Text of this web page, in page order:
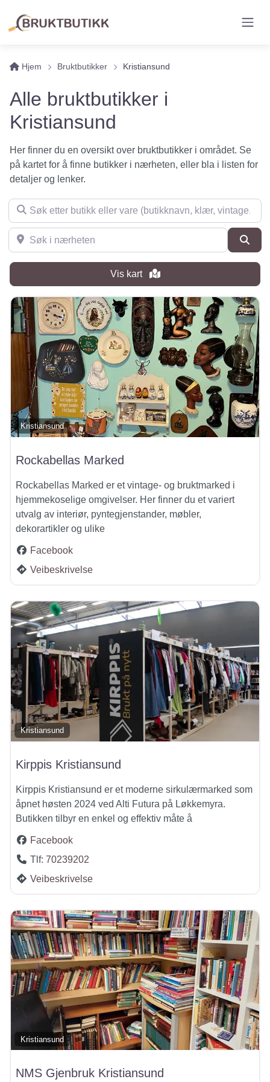
Hjem Bruktbutikker Kristiansund
Alle bruktbutikker i
Kristiansund
Her finner du en oversikt over bruktbutikker i området. Se
på kartet for å finne butikker i nærheten, eller bla i listen for
detaljer og lenker.
Søk etter butikk eller vare (butikknavn, klær, vintage, møbler
Søk i nærheten
Vis kart
Kristiansund
Rockabellas Marked
Rockabellas Marked er et vintage- og bruktmarked i
hjemmekoselige omgivelser. Her finner du et variert
utvalg av interiør, pyntegjenstander, møbler,
dekorartikler og ulike
Facebook
Veibeskrivelse
Kristiansund
Kirppis Kristiansund
​Kirppis Kristiansund er et moderne sirkulærmarked som
åpnet høsten 2024 ved Alti Futura på Løkkemyra.
Butikken tilbyr en enkel og effektiv måte å
Facebook
Tlf: 70239202
Veibeskrivelse
Kristiansund
NMS Gjenbruk Kristiansund